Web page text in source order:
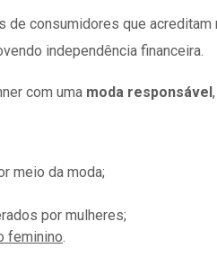
de consumidores que
independência financeira.
com uma moda responsável
meio da moda;
por mulheres;
feminino.